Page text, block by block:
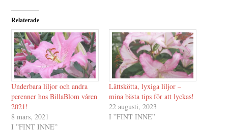
Relaterade
Underbara liljor och andra
perenner hos BillaBlom våren
2021!
8 mars, 2021
I ”FINT INNE”
Lättskötta, lyxiga liljor –
mina bästa tips för att lyckas!
22 augusti, 2023
I ”FINT INNE”